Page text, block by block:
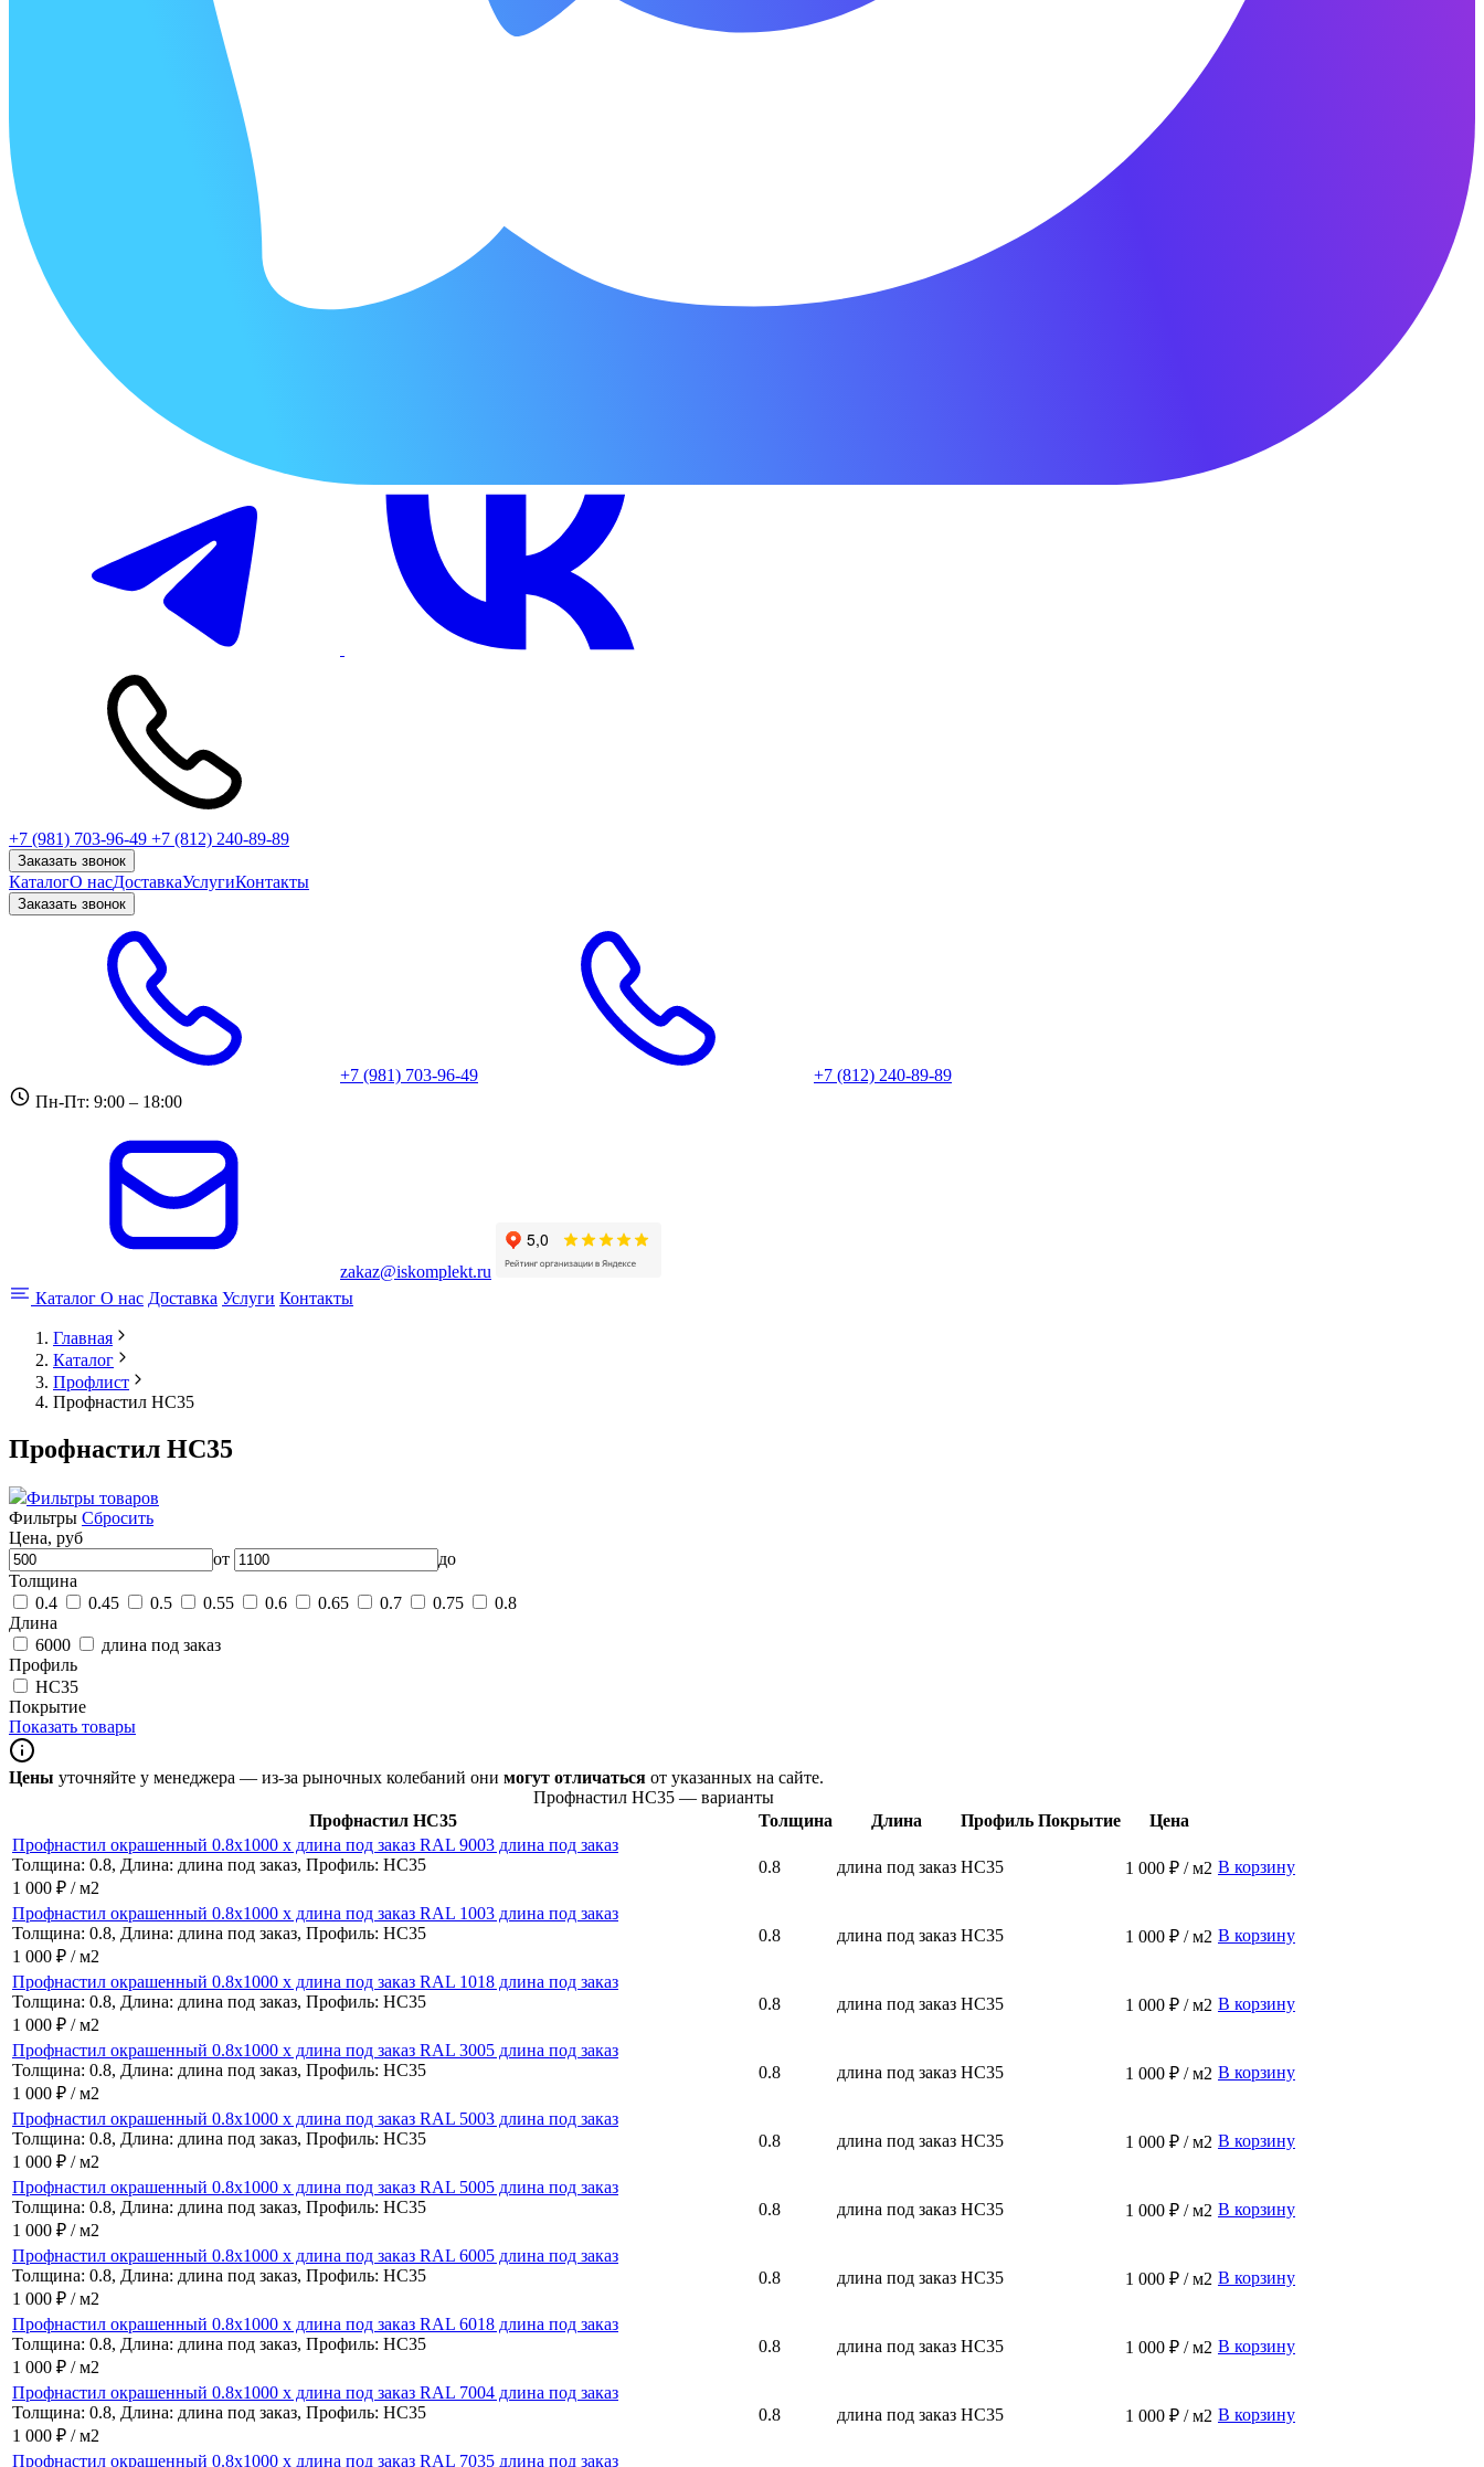
+7 (981) 703-96-49 +7 (812) 240-89-89
Заказать звонок
КаталогО насДоставкаУслугиКонтакты
Заказать звонок
+7 (981) 703-96-49
+7 (812) 240-89-89
Пн-Пт: 9:00 – 18:00
zakaz@iskomplekt.ru
Каталог О нас Доставка Услуги Контакты
Главная
Каталог
Профлист
Профнастил НС35
Профнастил НС35
Фильтры товаров
Фильтры Сбросить
Цена, руб
от
до
Толщина
0.4
0.45 0.5 0.55 0.6 0.65 0.7 0.75
0.8
Длина
6000
длина под заказ
Профиль
НС35
Покрытие
Показать товары
Цены уточняйте у менеджера — из-за рыночных колебаний они могут отличаться от указанных на сайте.
Профнастил НС35 — варианты
Профнастил НС35
Толщина Длина Профиль Покрытие
Цена
Профнастил окрашенный 0.8x1000 x длина под заказ RAL 9003 длина под заказ
Толщина: 0.8, Длина: длина под заказ, Профиль: НС35
1 000 ₽ / м2
0.8 длина под заказ НС35 1 000 ₽ / м2 В корзину
Профнастил окрашенный 0.8x1000 x длина под заказ RAL 1003 длина под заказ
Толщина: 0.8, Длина: длина под заказ, Профиль: НС35
1 000 ₽ / м2
0.8 длина под заказ НС35 1 000 ₽ / м2 В корзину
Профнастил окрашенный 0.8x1000 x длина под заказ RAL 1018 длина под заказ
Толщина: 0.8, Длина: длина под заказ, Профиль: НС35
1 000 ₽ / м2
0.8 длина под заказ НС35 1 000 ₽ / м2 В корзину
Профнастил окрашенный 0.8x1000 x длина под заказ RAL 3005 длина под заказ
Толщина: 0.8, Длина: длина под заказ, Профиль: НС35
1 000 ₽ / м2
0.8 длина под заказ НС35 1 000 ₽ / м2 В корзину
Профнастил окрашенный 0.8x1000 x длина под заказ RAL 5003 длина под заказ
Толщина: 0.8, Длина: длина под заказ, Профиль: НС35
1 000 ₽ / м2
0.8 длина под заказ НС35 1 000 ₽ / м2 В корзину
Профнастил окрашенный 0.8x1000 x длина под заказ RAL 5005 длина под заказ
Толщина: 0.8, Длина: длина под заказ, Профиль: НС35
1 000 ₽ / м2
0.8 длина под заказ НС35 1 000 ₽ / м2 В корзину
Профнастил окрашенный 0.8x1000 x длина под заказ RAL 6005 длина под заказ
Толщина: 0.8, Длина: длина под заказ, Профиль: НС35
1 000 ₽ / м2
0.8 длина под заказ НС35 1 000 ₽ / м2 В корзину
Профнастил окрашенный 0.8x1000 x длина под заказ RAL 6018 длина под заказ
Толщина: 0.8, Длина: длина под заказ, Профиль: НС35
1 000 ₽ / м2
0.8 длина под заказ НС35 1 000 ₽ / м2 В корзину
Профнастил окрашенный 0.8x1000 x длина под заказ RAL 7004 длина под заказ
Толщина: 0.8, Длина: длина под заказ, Профиль: НС35
1 000 ₽ / м2
0.8 длина под заказ НС35 1 000 ₽ / м2 В корзину
Профнастил окрашенный 0.8x1000 x длина под заказ RAL 7035 длина под заказ